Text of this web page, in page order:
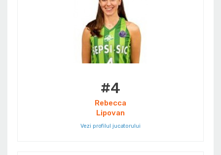
#4
Rebecca
Lipovan
Vezi profilul jucatorului